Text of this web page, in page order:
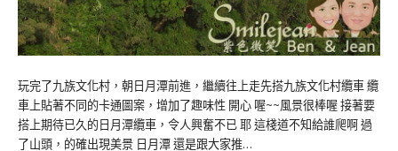
玩完了九族文化村，朝日月潭前進，繼續往上走先搭九族文化村纜車 纜
車上貼著不同的卡通圖案，增加了趣味性 開心 喔~~風景很棒喔 接著要
搭上期待已久的日月潭纜車，令人興奮不已 耶 這棧道不知給誰爬啊 過
了山頭，的確出現美景 日月潭 還是跟大家推…